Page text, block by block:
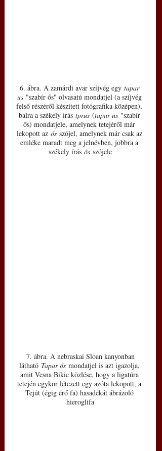
6. ábra. A zamárdi avar szíjvég egy tapar
us "szabír ős" olvasatú mondatjel (a szíjvég
felső részéről készített fotógrafika középen),
balra a székely írás tprus (tapar us "szabír
ős) mondatjele, amelynek tetejéről már
lekopott az ős szójel, amelynek már csak az
emléke maradt meg a jelnévben, jobbra a
székely írás ős szójele
7. ábra. A nebraskai Sloan kanyonban
látható Tapar ős mondatjel is azt igazolja,
amit Vesna Bikic közlése, hogy a ligatúra
tetején egykor létezett egy azóta lekopott, a
Tejút (égig érő fa) hasadékát ábrázoló
hieroglifa